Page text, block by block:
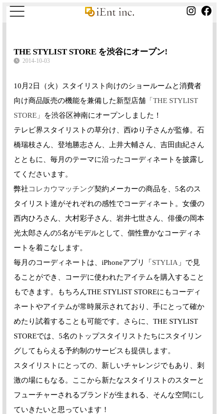
THE STYLIST STORE を渋谷にオープン!
2014-10-03
10月2日（火）スタイリスト向けのショールームと消費者
向け商品販売の機能を兼備した新型店舗 「THE STYLIST
STORE」
を渋谷区神南にオープンしました！
テレビ界スタイリストの草分け、西ゆり子さんが監修。石
橋瑞枝さん、登地勝志さん、上井大輔さん、吉田由紀さん
とともに、毎月のテーマに沿ったコーディネートを披露し
てくださいます。
弊社コレカウマッチング契約メーカーの商品を、5名のス
タイリスト達がそれぞれの感性でコーディネート。女優の
西内ひろさん、大村彩子さん、岩井七世さん、俳優の岡本
光太郎さんの5名がモデルとして、個性豊かなコーディネ
ートを着こなします。
毎月のコーディネートは、iPhoneアプリ「 STYLIA 」で見
ることができ、コーデに使われたアイテムを購入すること
もできます。もちろんTHE STYLIST STOREにもコーディ
ネートやアイテムが常時展示されており、手にとって確か
めたり試着することも可能です。さらに、THE STYLIST
STOREでは、5名のトップスタイリストたちにスタイリン
グしてもらえる予約制のサービスも提供します。
スタイリストにとっての、新しいチャレンジでもあり、刺
激の場にもなる。ここから新たなスタイリストのスターと
フューチャーされるブランドが生まれる、そんな空間にし
ていきたいと思っています！